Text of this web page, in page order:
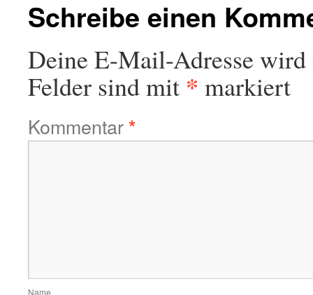
Schreibe einen
Deine E-Mail-Adresse
Felder sind mit * markiert
Kommentar*
Name